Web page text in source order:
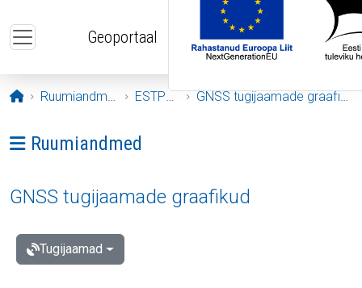
Geoportaal
Avaleht
Ruumiandmed ESTPOS GNSS tugijaamade graafikud
Ava menüü: Ruumiandmed
Ruumiandmed
GNSS tugijaamade graafikud
Tugijaamad